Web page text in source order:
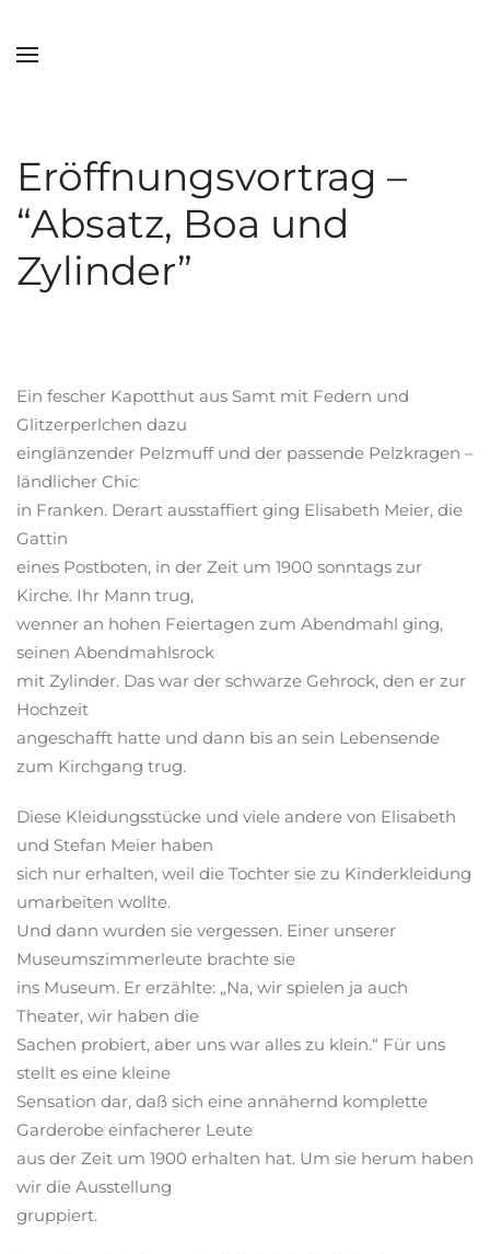
Eröffnungsvortrag –
“Absatz, Boa und
Zylinder”
Ein fescher Kapotthut aus Samt mit Federn und
Glitzerperlchen dazu
einglänzender Pelzmuff und der passende Pelzkragen –
ländlicher Chic
in Franken. Derart ausstaffiert ging Elisabeth Meier, die
Gattin
eines Postboten, in der Zeit um 1900 sonntags zur
Kirche. Ihr Mann trug,
wenner an hohen Feiertagen zum Abendmahl ging,
seinen Abendmahlsrock
mit Zylinder. Das war der schwarze Gehrock, den er zur
Hochzeit
angeschafft hatte und dann bis an sein Lebensende
zum Kirchgang trug.
Diese Kleidungsstücke und viele andere von Elisabeth
und Stefan Meier haben
sich nur erhalten, weil die Tochter sie zu Kinderkleidung
umarbeiten wollte.
Und dann wurden sie vergessen. Einer unserer
Museumszimmerleute brachte sie
ins Museum. Er erzählte: „Na, wir spielen ja auch
Theater, wir haben die
Sachen probiert, aber uns war alles zu klein.“ Für uns
stellt es eine kleine
Sensation dar, daß sich eine annähernd komplette
Garderobe einfacherer Leute
aus der Zeit um 1900 erhalten hat. Um sie herum haben
wir die Ausstellung
gruppiert.